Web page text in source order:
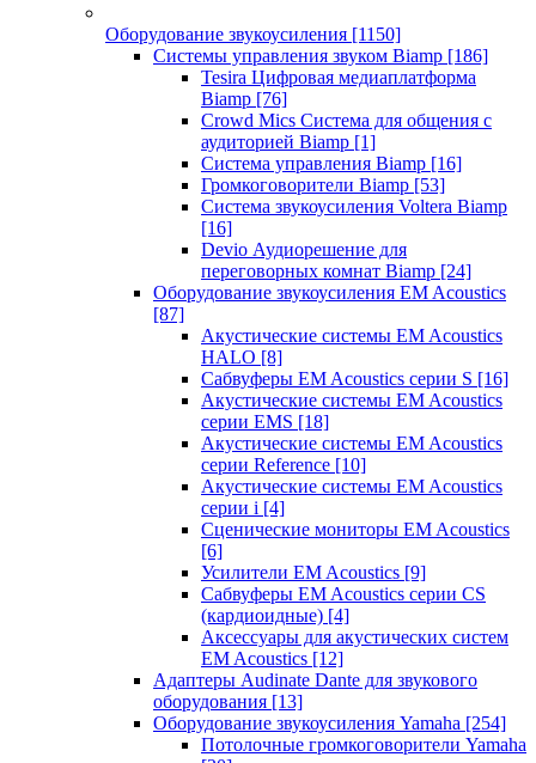
Оборудование звукоусиления [1150]
Системы управления звуком Biamp [186]
Tesira Цифровая медиаплатформа
Biamp [76]
Crowd Mics Система для общения с
аудиторией Biamp [1]
Система управления Biamp [16]
Громкоговорители Biamp [53]
Система звукоусиления Voltera Biamp
[16]
Devio Аудиорешение для
переговорных комнат Biamp [24]
Оборудование звукоусиления EM Acoustics
[87]
Акустические системы EM Acoustics
HALO [8]
Сабвуферы EM Acoustics серии S [16]
Акустические системы EM Acoustics
серии EMS [18]
Акустические системы EM Acoustics
серии Reference [10]
Акустические системы EM Acoustics
серии i [4]
Сценические мониторы EM Acoustics
[6]
Усилители EM Acoustics [9]
Сабвуферы EM Acoustics серии CS
(кардиоидные) [4]
Аксессуары для акустических систем
EM Acoustics [12]
Адаптеры Audinate Dante для звукового
оборудования [13]
Оборудование звукоусиления Yamaha [254]
Потолочные громкоговорители Yamaha